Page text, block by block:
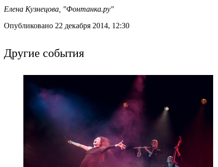
Елена Кузнецова, "Фонтанка.ру"
Опубликовано 22 декабря 2014, 12:30
Другие события